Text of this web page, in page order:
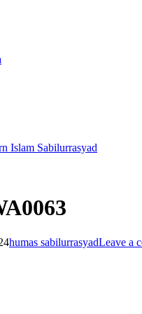
Islam Sabilurrasyad
humas sabilurrasyadLeave a